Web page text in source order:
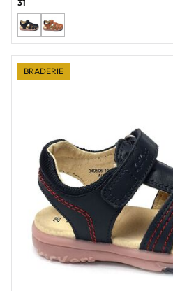
31
BRADERIE